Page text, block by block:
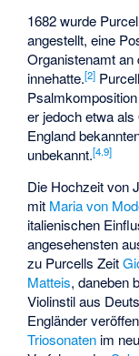
1682 wurde
angestellt, eine
Organistenamt
innehatte.[2]
er jedoch etwa
England
unbekannt.[4.9]
Die Hochzeit von
mit Maria von
italienischen
angesehensten
zu Purcells Zeit
Matteis, daneben
Violinstil aus
Engländer
Triosonaten im